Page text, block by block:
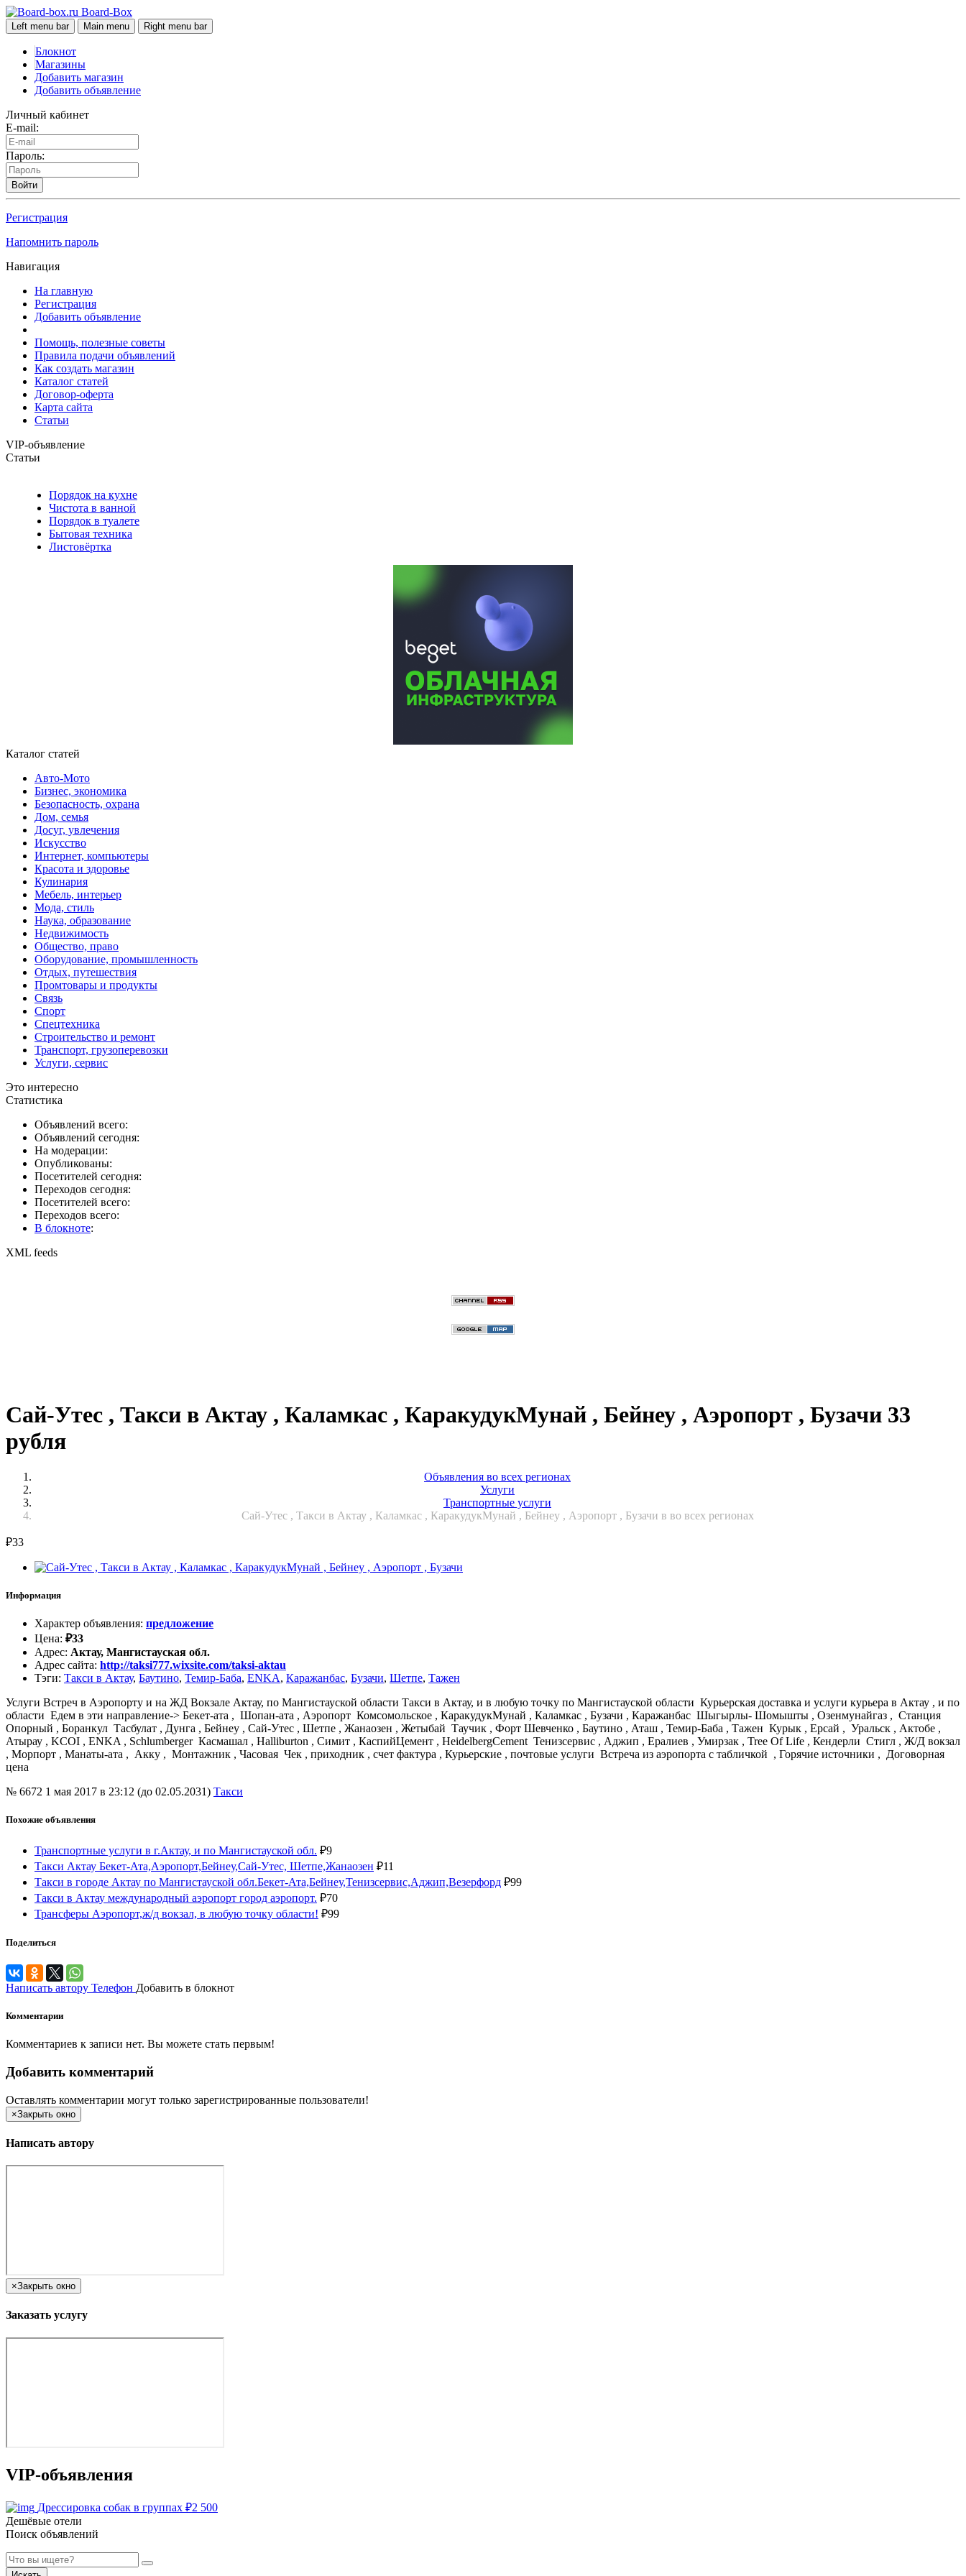
Board-Box
Left menu bar Main menu Right menu bar
Блокнот
Магазины
Добавить магазин
Добавить объявление
Личный кабинет
E-mail:
Пароль:
Войти
Регистрация
Напомнить пароль
Навигация
На главную
Регистрация
Добавить объявление
Помощь, полезные советы
Правила подачи объявлений
Как создать магазин
Каталог статей
Договор-оферта
Карта сайта
Статьи
VIP-объявление
Статьи
Порядок на кухне
Чистота в ванной
Порядок в туалете
Бытовая техника
Листовёртка
Каталог статей
Авто-Мото
Бизнес, экономика
Безопасность, охрана
Дом, семья
Досуг, увлечения
Искусство
Интернет, компьютеры
Красота и здоровье
Кулинария
Мебель, интерьер
Мода, стиль
Наука, образование
Недвижимость
Общество, право
Оборудование, промышленность
Отдых, путешествия
Промтовары и продукты
Связь
Спорт
Спецтехника
Строительство и ремонт
Транспорт, грузоперевозки
Услуги, сервис
Это интересно
Статистика
Объявлений всего:
Объявлений сегодня:
На модерации:
Опубликованы:
Посетителей сегодня:
Переходов сегодня:
Посетителей всего:
Переходов всего:
В блокноте:
XML feeds
Сай-Утес , Такси в Актау , Каламкас , КаракудукМунай , Бейнеу , Аэропорт , Бузачи 33
рубля
Объявления во всех регионах
Услуги
Транспортные услуги
Сай-Утес , Такси в Актау , Каламкас , КаракудукМунай , Бейнеу , Аэропорт , Бузачи в во всех регионах
₽33
Информация
Характер объявления: предложение
Цена: ₽33
Адрес: Актау, Мангистауская обл.
Адрес сайта: http://taksi777.wixsite.com/taksi-aktau
Тэги: Такси в Актау, Баутино, Темир-Баба, ENKA, Каражанбас, Бузачи, Шетпе, Тажен
Услуги Встреч в Аэропорту и на ЖД Вокзале Актау, по Мангистауской области Такси в Актау, и в любую точку по Мангистауской области Курьерская доставка и услуги курьера в Актау , и по
области Едем в эти направление-> Бекет-ата , Шопан-ата , Аэропорт Комсомольское , КаракудукМунай , Каламкас , Бузачи , Каражанбас Шыгырлы- Шомышты , Озенмунайгаз , Станция
Опорный , Боранкул Тасбулат , Дунга , Бейнеу , Сай-Утес , Шетпе , Жанаозен , Жетыбай Таучик , Форт Шевченко , Баутино , Аташ , Темир-Баба , Тажен Курык , Ерсай , Уральск , Актобе ,
Атырау , KCOI , ENKA , Schlumberger Касмашал , Halliburton , Симит , КаспийЦемент , HeidelbergCement Тенизсервис , Аджип , Ералиев , Умирзак , Tree Of Life , Кендерли Стигл , Ж/Д вокзал
, Морпорт , Манаты-ата , Акку , Монтажник , Часовая Чек , приходник , счет фактура , Курьерские , почтовые услуги Встреча из аэропорта с табличкой , Горячие источники , Договорная
цена
№ 6672 1 мая 2017 в 23:12 (до 02.05.2031) Такси
Похожие объявления
Транспортные услуги в г.Актау, и по Мангистауской обл. ₽9
Такси Актау Бекет-Ата,Аэропорт,Бейнеу,Сай-Утес, Шетпе,Жанаозен ₽11
Такси в городе Актау по Мангистауской обл.Бекет-Ата,Бейнеу,Тенизсервис,Аджип,Везерфорд ₽99
Такси в Актау международный аэропорт город аэропорт. ₽70
Трансферы Аэропорт,ж/д вокзал, в любую точку области! ₽99
Поделиться
Написать автору Телефон Добавить в блокнот
Комментарии
Комментариев к записи нет. Вы можете стать первым!
Добавить комментарий
Оставлять комментарии могут только зарегистрированные пользователи!
×Закрыть окно
Написать автору
×Закрыть окно
Заказать услугу
VIP-объявления
Дрессировка собак в группах ₽2 500
Дешёвые отели
Поиск объявлений